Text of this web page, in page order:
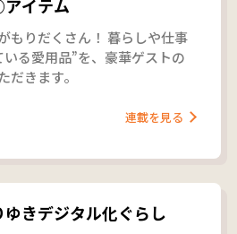
イテム
もりだくさん！ 暮らしや仕事
る愛用品”を、豪華ゲストの
だきます。
連載を見る
きデジタル化ぐらし